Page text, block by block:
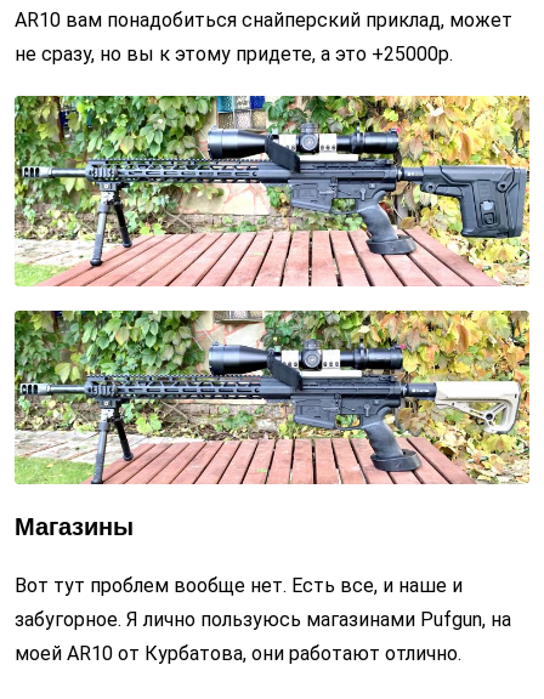
AR10 вам понадобиться снайперский приклад, может
не сразу, но вы к этому придете, а это +25000р.
Магазины
Вот тут проблем вообще нет. Есть все, и наше и
забугорное. Я лично пользуюсь магазинами Pufgun, на
моей AR10 от Курбатова, они работают отлично.